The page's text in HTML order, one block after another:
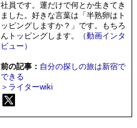
社員です。運だけで何とか生きてき
ました。好きな言葉は「半熟卵はト
ッピングしますか？」です。もちろ
んトッピングします。
（動画インタ
ビュー）
前の記事： 自分の探しの旅は新宿で
できる
＞ライターwiki